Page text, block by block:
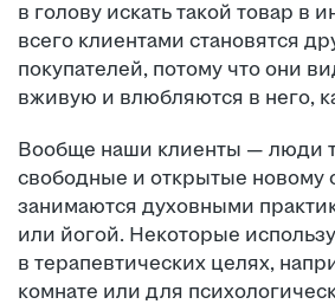
в голову искать такой товар в
всего клиентами становятся
покупателей, потому что они
вживую и влюбляются в него,
Вообще наши клиенты — люди
свободные и открытые новому
занимаются духовными
или йогой. Некоторые
в терапевтических целях,
комнате или для